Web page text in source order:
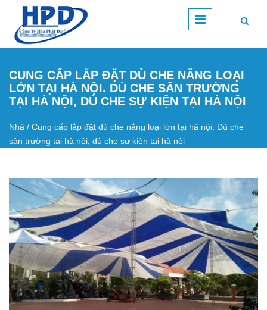
Nhảy đến nội dung
CUNG CẤP LẮP ĐẶT DÙ CHE NẮNG LOẠI
LỚN TẠI HÀ NỘI. DÙ CHE SÂN TRƯỜNG
TẠI HÀ NỘI, DÙ CHE SỰ KIỆN TẠI HÀ NỘI
Bạn đang ở đây
Nhà / Cung cấp lắp đặt dù che nắng loại lớn tại hà nội. Dù che
sân trường tại hà nội, dù che sự kiện tại hà nội